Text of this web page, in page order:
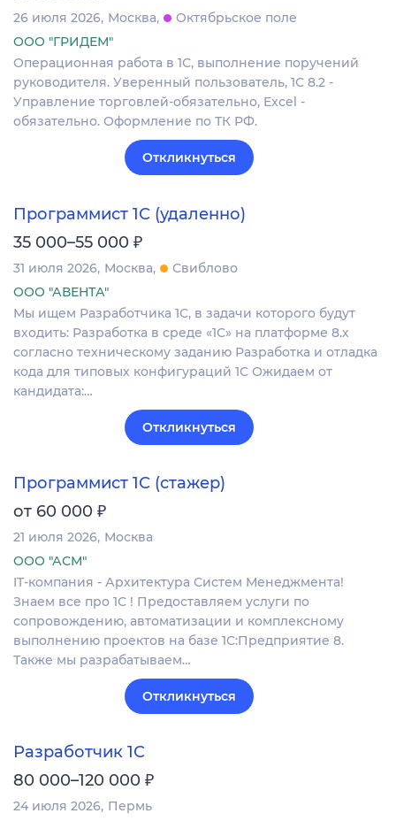
26 июля 2026 Москва
Октябрьское поле
ООО "ГРИДЕМ"
Операционная работа в 1С, выполнение поручений
руководителя. Уверенный пользователь, 1С 8.2 -
Управление торговлей-обязательно, Excel -
обязательно. Оформление по ТК РФ.
Откликнуться
Программист 1С (удаленно)
35 000–55 000 ₽
31 июля 2026 Москва
Свиблово
ООО "АВЕНТА"
Мы ищем Разработчика 1С, в задачи которого будут
входить: Разработка в среде «1С» на платформе 8.х
согласно техническому заданию Разработка и отладка
кода для типовых конфигураций 1С Ожидаем от
кандидата:…
Откликнуться
Программист 1С (стажер)
от 60 000 ₽
21 июля 2026 Москва
ООО "АСМ"
IT-компания - Архитектура Систем Менеджмента!
Знаем все про 1С ! Предоставляем услуги по
сопровождению, автоматизации и комплексному
выполнению проектов на базе 1С:Предприятие 8.
Также мы разрабатываем…
Откликнуться
Разработчик 1С
80 000–120 000 ₽
24 июля 2026 Пермь